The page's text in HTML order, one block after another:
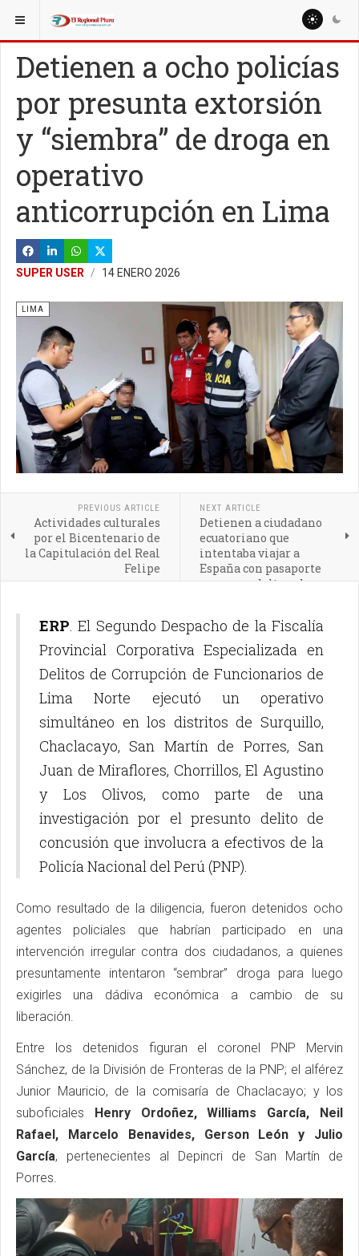
ESTÁ AQUÍ: NACIONALES
Detienen a ocho policías
por presunta extorsión
y “siembra” de droga en
operativo
anticorrupción en Lima
SUPER USER 14 ENERO 2026
LIMA
PREVIOUS ARTICLE
Actividades culturales
por el Bicentenario de
la Capitulación del Real
Felipe
NEXT ARTICLE
Detienen a ciudadano
ecuatoriano que
intentaba viajar a
España con pasaporte
peruano adulterado
ERP. El Segundo Despacho de la Fiscalía
Provincial Corporativa Especializada en
Delitos de Corrupción de Funcionarios de
Lima Norte ejecutó un operativo
simultáneo en los distritos de Surquillo,
Chaclacayo, San Martín de Porres, San
Juan de Miraflores, Chorrillos, El Agustino
y Los Olivos, como parte de una
investigación por el presunto delito de
concusión que involucra a efectivos de la
Policía Nacional del Perú (PNP).
Como resultado de la diligencia, fueron detenidos ocho
agentes policiales que habrían participado en una
intervención irregular contra dos ciudadanos, a quienes
presuntamente intentaron “sembrar” droga para luego
exigirles una dádiva económica a cambio de su
liberación.
Entre los detenidos figuran el coronel PNP Mervin
Sánchez, de la División de Fronteras de la PNP; el alférez
Junior Mauricio, de la comisaría de Chaclacayo; y los
suboficiales
Henry Ordoñez, Williams García, Neil
Rafael, Marcelo Benavides, Gerson León y Julio
García, pertenecientes al Depincri de San Martín de
Porres.